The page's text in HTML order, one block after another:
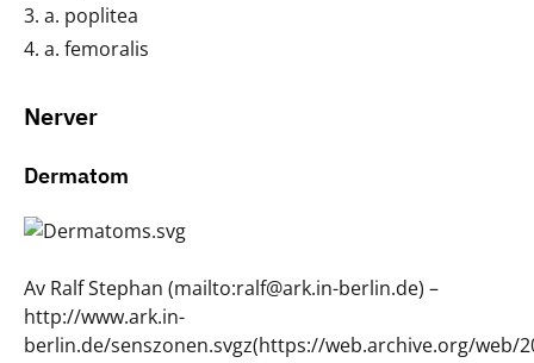
a. poplitea
a. femoralis
Nerver
Dermatom
Av Ralf Stephan (mailto:ralf@ark.in-berlin.de) –
http://www.ark.in-
berlin.de/senszonen.svgz(https://web.archive.org/web/